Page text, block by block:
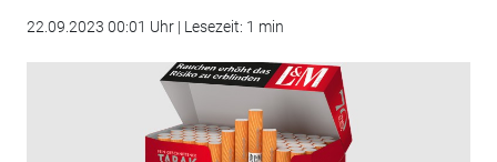
22.09.2023 00:01 Uhr | Lesezeit: 1 min